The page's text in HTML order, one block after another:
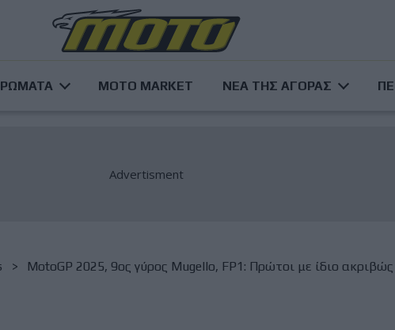
MOTO MARKET ΝΕΑ ΤΗΣ ΑΓΟΡΑΣ
MotoGP 2025, 9ος γύρος Mugello, FP1: Πρώτοι με ίδιο